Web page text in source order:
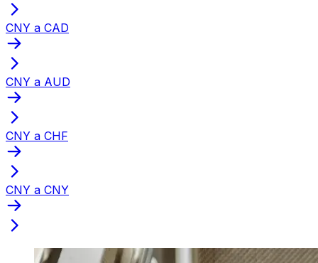
CNY a CAD
CNY a AUD
CNY a CHF
CNY a CNY